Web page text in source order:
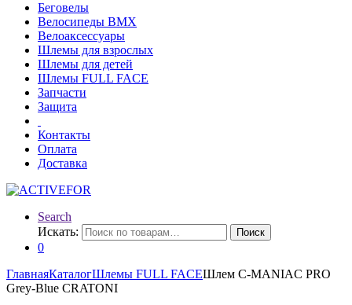
Беговелы
Велосипеды BMX
Велоаксессуары
Шлемы для взрослых
Шлемы для детей
Шлемы FULL FACE
Запчасти
Защита
Контакты
Оплата
Доставка
Search
Искать:
Поиск
0
ГлавнаяКаталогШлемы FULL FACEШлем C-MANIAC PRO
Grey-Blue CRATONI